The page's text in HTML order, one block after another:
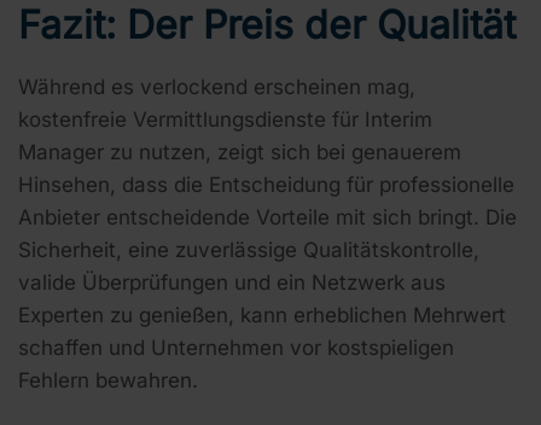
Fazit: Der Preis der Qualität
Während es verlockend erscheinen mag,
kostenfreie Vermittlungsdienste für Interim
Manager zu nutzen, zeigt sich bei genauerem
Hinsehen, dass die Entscheidung für professionelle
Anbieter entscheidende Vorteile mit sich bringt. Die
Sicherheit, eine zuverlässige Qualitätskontrolle,
valide Überprüfungen und ein Netzwerk aus
Experten zu genießen, kann erheblichen Mehrwert
schaffen und Unternehmen vor kostspieligen
Fehlern bewahren.